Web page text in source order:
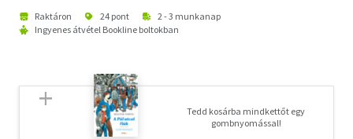
Raktáron 24 pont
2 - 3 munkanap
Ingyenes átvétel Bookline boltokban
Tedd kosárba mindkettőt egy
gombnyomással!